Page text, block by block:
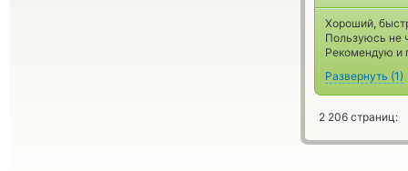
Хороший,
Пользуюсь не
Рекомендую и
Развернуть (1)
2 206 страниц: